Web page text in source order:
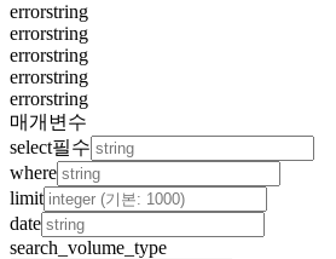
errorstring
errorstring
errorstring
errorstring
errorstring
매개변수
select필수
where
limit
date
search_volume_type